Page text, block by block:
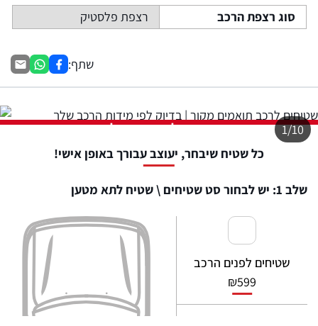
סוג רצפת הרכב רצפת פלסטיק
שתף:
1/10 התמונה להמחשה בלבד
כל שטיח שיבחר, יעוצב עבורך באופן אישי!
שלב 1: יש לבחור סט שטיחים \ שטיח לתא מטען
שטיחים לפנים הרכב
₪599